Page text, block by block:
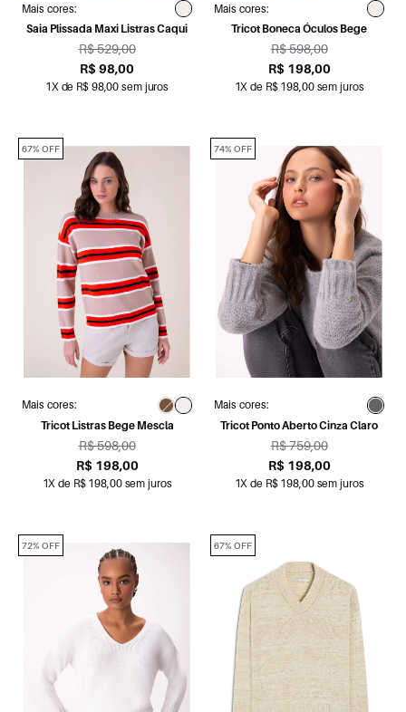
Mais cores:
Saia Plissada Maxi Listras Caqui
R$ 529,00
R$ 98,00
1X de R$ 98,00 sem juros
Mais cores:
Tricot Boneca Óculos Bege
R$ 598,00
R$ 198,00
1X de R$ 198,00 sem juros
Mais cores:
Tricot Listras Bege Mescla
R$ 598,00
R$ 198,00
1X de R$ 198,00 sem juros
67% OFF
Mais cores:
Tricot Ponto Aberto Cinza Claro
R$ 759,00
R$ 198,00
1X de R$ 198,00 sem juros
74% OFF
72% OFF 67% OFF